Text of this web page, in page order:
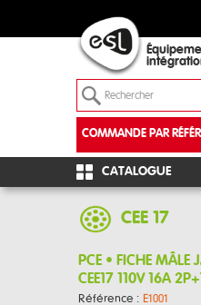
COMMANDE PAR
CATALOGUE
CEE 17
PCE • FICHE MÂLE
CEE17 110V 16A
Référence : E1001